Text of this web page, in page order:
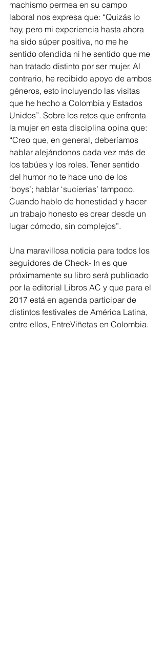
machismo permea en su campo
laboral nos expresa que: “Quizás lo
hay, pero mi experiencia hasta ahora
ha sido súper positiva, no me he
sentido ofendida ni he sentido que me
han tratado distinto por ser mujer. Al
contrario, he recibido apoyo de ambos
géneros, esto incluyendo las visitas
que he hecho a Colombia y Estados
Unidos”. Sobre los retos que enfrenta
la mujer en esta disciplina opina que:
“Creo que, en general, deberíamos
hablar alejándonos cada vez más de
los tabúes y los roles. Tener sentido
del humor no te hace uno de los
‘boys’; hablar ‘sucierías’ tampoco.
Cuando hablo de honestidad y hacer
un trabajo honesto es crear desde un
lugar cómodo, sin complejos”.
Una maravillosa noticia para todos los
seguidores de Check- In es que
próximamente su libro será publicado
por la editorial Libros AC y que para el
2017 está en agenda participar de
distintos festivales de América Latina,
entre ellos, EntreViñetas en Colombia.